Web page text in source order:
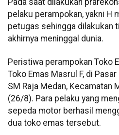
Pada saat dilakukan
pelaku perampokan, yakni H
petugas sehingga dilakukan
akhirnya meninggal dunia.
Peristiwa perampokan Toko
Toko Emas Masrul F, di
SM Raja Medan, Kecamatan
(26/8). Para pelaku yang
sepeda motor berhasil
dua toko emas tersebut.